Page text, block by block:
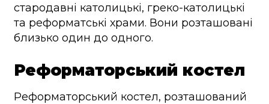
стародавні католицькі, греко-католицькі
та реформатські храми. Вони розташовані
близько один до одного.
Реформаторський костел
Реформаторський костел, розташований